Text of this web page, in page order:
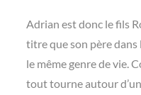
Adrian est donc le fils
titre que son père
le même genre de vie.
tout tourne autour